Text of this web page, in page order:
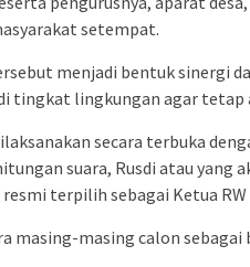
setempat.
menjadi bentuk sinergi
tingkat lingkungan agar tetap
secara terbuka
suara, Rusdi atau yang
terpilih sebagai Ketua RW
masing-masing calon sebagai